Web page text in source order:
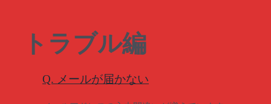
トラブル編
Q. メールが届かない